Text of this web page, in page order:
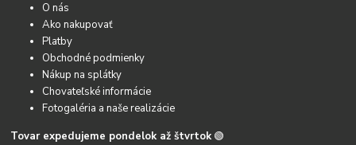
O nás
Ako nakupovať
Platby
Obchodné podmienky
Nákup na splátky
Chovateľské informácie
Fotogaléria a naše realizácie
Tovar expedujeme pondelok až štvrtok 🟢